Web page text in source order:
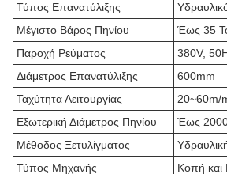
Τύπος Επανατύλιξης
Μέγιστο Βάρος Πηνίου
Έως 35
Παροχή Ρεύματος
380V,
Διάμετρος Επανατύλιξης
600mm
Ταχύτητα Λειτουργίας
20~60m/
Εξωτερική Διάμετρος Πηνίου
Έως
Μέθοδος Ξετυλίγματος
Τύπος Μηχανής
Κοπή και